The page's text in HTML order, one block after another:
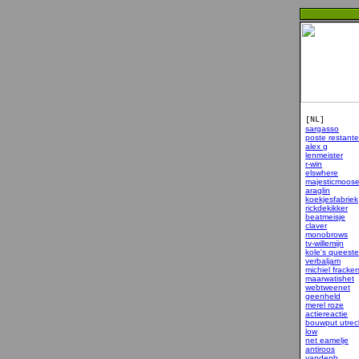
[NL]
sargasso
poste restante
alex g
lenmeister
r-win
elswhere
majesticmoose
araglin
koekjesfabriek
rickdekikker
beatmeisje
claver
monobrows
tv-willemijn
kole's queeste
verbaljam
michiel
maarwatishet
webtweenet
geenheld
merel roze
actiereactie
bouwput
low
net eamelje
antiroos